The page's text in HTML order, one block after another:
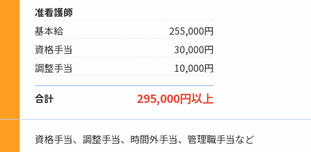
准看護師
基本給
255,000円
資格手当
30,000円
調整手当
10,000円
合計 295,000円以上
資格手当、調整手当、時間外手当、管理職手当など